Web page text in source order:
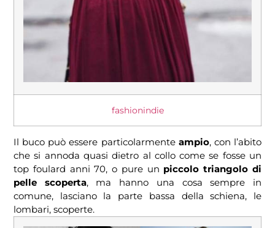
fashionindie
Il buco può essere particolarmente ampio, con l’abito
che si annoda quasi dietro al collo come se fosse un
top foulard anni 70, o pure un piccolo triangolo di
pelle scoperta, ma hanno una cosa sempre in
comune, lasciano la parte bassa della schiena, le
lombari, scoperte.